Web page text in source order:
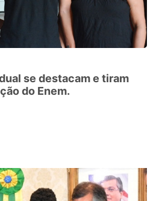
se destacam e tiram
do Enem.